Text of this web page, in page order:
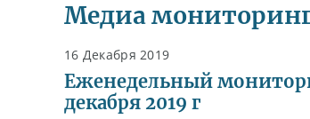
Медиа
16 Декабря 2019
Еженедельный
декабря 2019 г